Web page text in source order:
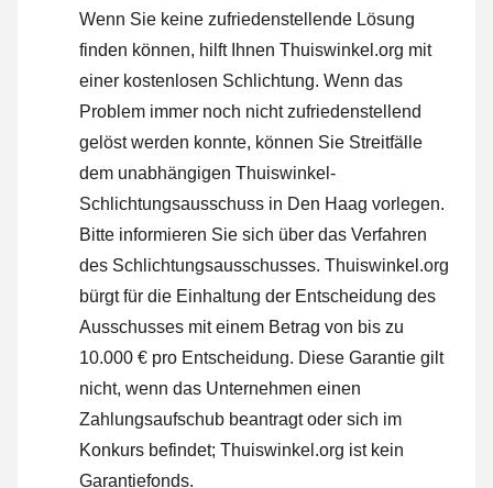
Wenn Sie keine zufriedenstellende Lösung
finden können, hilft Ihnen Thuiswinkel.org mit
einer kostenlosen Schlichtung. Wenn das
Problem immer noch nicht zufriedenstellend
gelöst werden konnte, können Sie Streitfälle
dem unabhängigen Thuiswinkel-
Schlichtungsausschuss in Den Haag vorlegen.
Bitte informieren Sie sich über das Verfahren
des Schlichtungsausschusses. Thuiswinkel.org
bürgt für die Einhaltung der Entscheidung des
Ausschusses mit einem Betrag von bis zu
10.000 € pro Entscheidung. Diese Garantie gilt
nicht, wenn das Unternehmen einen
Zahlungsaufschub beantragt oder sich im
Konkurs befindet; Thuiswinkel.org ist kein
Garantiefonds.